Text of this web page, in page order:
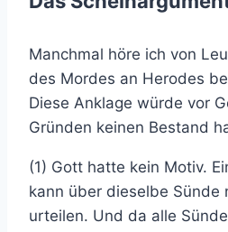
Manchmal höre ich von
des Mordes an Herodes
Diese Anklage würde vor
Gründen keinen Bestand
(1) Gott hatte kein Motiv.
kann über dieselbe Sünde
urteilen. Und da alle